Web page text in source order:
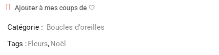
Ajouter à mes coups de 🤍
Catégorie : Boucles d'oreilles
Tags : Fleurs,Noël